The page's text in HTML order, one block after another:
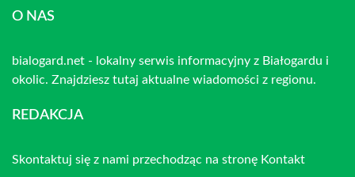
O NAS
bialogard.net - lokalny serwis informacyjny z Białogardu i
okolic. Znajdziesz tutaj aktualne wiadomości z regionu.
REDAKCJA
Skontaktuj się z nami przechodząc na stronę Kontakt